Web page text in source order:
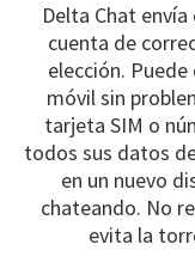
Delta Chat
cuenta de
elección.
móvil sin
tarjeta SIM o
todos sus datos
en un nuevo
chateando. No
evita la